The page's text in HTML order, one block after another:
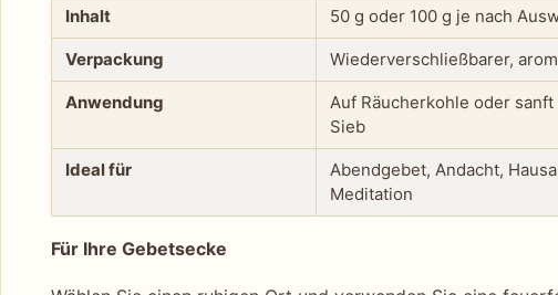
Inhalt 50 g oder 100 g je nach
Verpackung Wiederverschließbarer,
Anwendung
Auf Räucherkohle oder
Sieb
Ideal für
Abendgebet, Andacht,
Meditation
Für Ihre Gebetsecke